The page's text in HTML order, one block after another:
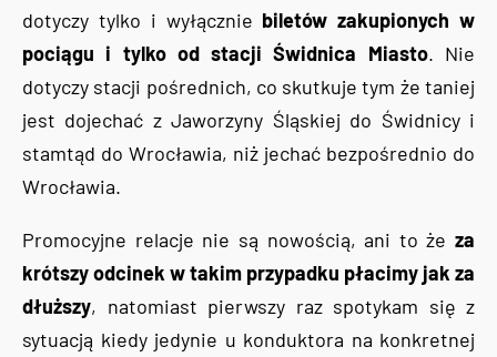
dotyczy tylko i wyłącznie biletów zakupionych w
pociągu i tylko od stacji Świdnica Miasto. Nie
dotyczy stacji pośrednich, co skutkuje tym że taniej
jest dojechać z Jaworzyny Śląskiej do Świdnicy i
stamtąd do Wrocławia, niż jechać bezpośrednio do
Wrocławia.
Promocyjne relacje nie są nowością, ani to że za
krótszy odcinek w takim przypadku płacimy jak za
dłuższy, natomiast pierwszy raz spotykam się z
sytuacją kiedy jedynie u konduktora na konkretnej